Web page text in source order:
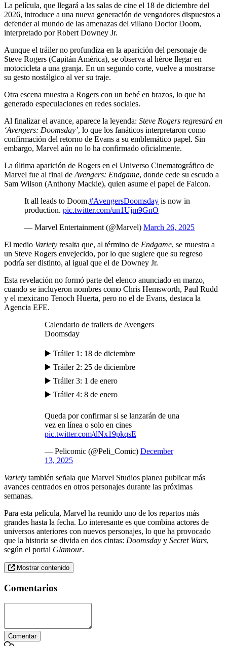
La película, que llegará a las salas de cine el 18 de diciembre del
2026, introduce a una nueva generación de vengadores dispuestos a
defender al mundo de las amenazas del villano Doctor Doom,
interpretado por Robert Downey Jr.
Aunque el tráiler no profundiza en la aparición del personaje de
Steve Rogers (Capitán América), se observa al héroe llegar en
motocicleta a una granja. En un segundo corte, vuelve a mostrarse
su gesto nostálgico al ver su traje.
Otra escena muestra a Rogers con un bebé en brazos, lo que ha
generado especulaciones en redes sociales.
Al finalizar el avance, aparece la leyenda: Steve Rogers regresará en
‘Avengers: Doomsday’, lo que los fanáticos interpretaron como
confirmación del retorno de Evans a su emblemático papel. Sin
embargo, Marvel aún no lo ha confirmado oficialmente.
La última aparición de Rogers en el Universo Cinematográfico de
Marvel fue al final de Avengers: Endgame, donde cede su escudo a
Sam Wilson (Anthony Mackie), quien asume el papel de Falcon.
It all leads to Doom.#AvengersDoomsday is now in
production. pic.twitter.com/un1Ujm9GnO
— Marvel Entertainment (@Marvel) March 26, 2025
El medio Variety resalta que, al término de Endgame, se muestra a
un Steve Rogers envejecido, por lo que sugiere que su regreso
podría ser distinto, al igual que el de Downey Jr.
Esta revelación no formó parte del elenco anunciado en marzo,
cuando se incluyeron nombres como Chris Hemsworth, Paul Rudd
y el mexicano Tenoch Huerta, pero no el de Evans, destaca la
Agencia EFE.
Calendario de trailers de Avengers
Doomsday
▶️ Tráiler 1: 18 de diciembre
▶️ Tráiler 2: 25 de diciembre
▶️ Tráiler 3: 1 de enero
▶️ Tráiler 4: 8 de enero
Queda por confirmar si se lanzarán de una
vez en línea o solo en cines
pic.twitter.com/dNx19pkqsE
— Pelicomic (@Peli_Comic) December
13, 2025
Variety también señala que Marvel Studios planea publicar más
avances centrados en otros personajes durante las próximas
semanas.
Para esta película, Marvel ha reunido uno de los repartos más
grandes hasta la fecha. Lo interesante es que combina actores de
universos anteriores con nuevos personajes, lo que ha provocado
que la historia se divida en dos cintas: Doomsday y Secret Wars,
según el portal Glamour.
Mostrar contenido
Comentarios
Comentar